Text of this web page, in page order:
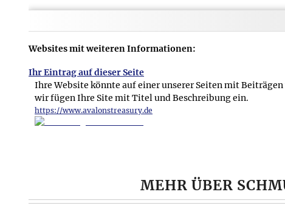
Die größten Feinde des Schmucks sind Haarspray, Seife
Vor allem Perlen dürfen nie mit diesen Dingen oder
gebracht werden, da sie die organischen Substanzen
werden. Sie verlieren dadurch sehr bald ihren schönen
der Säuremantel der menschlichen Haut den Perlen
Geschirrspülmittel enthält, abwaschen und gut unter
Websites mit weiteren Informationen:
Ihr Eintrag auf dieser Seite
Ihre Website könnte auf einer unserer Seiten mit
wir fügen Ihre Site mit Titel und Beschreibung ein.
https://www.avalonstreasury.de
MEHR ÜBER